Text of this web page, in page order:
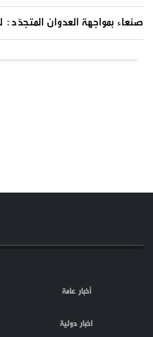
صنعاء بمواجهة العدوان المتجدّد:
أخبار عامة
اخبار دولية